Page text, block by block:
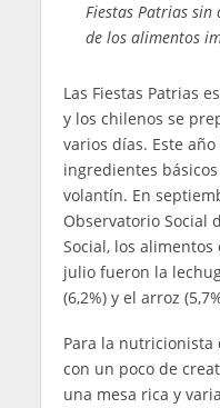
Fiestas Patrias sin
de los alimentos
Las Fiestas Patrias
y los chilenos se
varios días. Este
ingredientes
volantín. En
Observatorio Social
Social, los
julio fueron la
(6,2%) y el arroz
Para la nutricionista
con un poco de
una mesa rica y